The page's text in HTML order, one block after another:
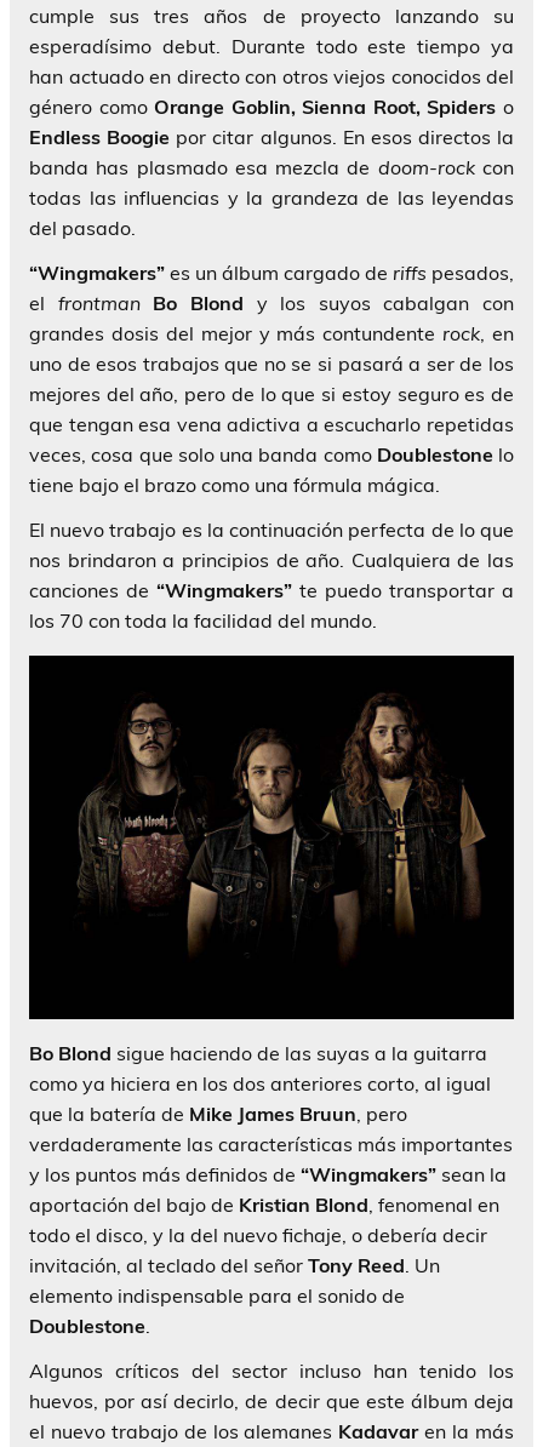
cumple sus tres años de proyecto lanzando su
esperadísimo debut. Durante todo este tiempo ya
han actuado en directo con otros viejos conocidos del
género comoOrange Goblin, Sienna Root, Spiders o
Endless Boogie por citar algunos. En esos directos la
banda has plasmado esa mezcla de doom-rockcon
todas las influencias y la grandeza de las leyendas
del pasado.
“Wingmakers” es un álbum cargado de riffs pesados,
el frontman Bo Blond y los suyos cabalgan con
grandes dosis del mejor y más contundente rock, en
uno de esos trabajos que no se si pasará a ser de los
mejores del año, pero de lo que si estoy seguro es de
que tengan esa vena adictiva a escucharlo repetidas
veces, cosa que solo una banda como Doublestone lo
tiene bajo el brazo como una fórmula mágica.
El nuevo trabajo es la continuación perfecta de lo que
nos brindaron a principios de año. Cualquiera de las
canciones de “Wingmakers” te puedo transportar a
los 70 con toda la facilidad del mundo.
Bo Blond sigue haciendo de las suyas a la guitarra
como ya hiciera en los dos anteriores corto, al igual
que la batería de Mike James Bruun, pero
verdaderamente las características más importantes
y los puntos más definidos de “Wingmakers” sean la
aportación del bajo de Kristian Blond, fenomenal en
todo el disco, y la del nuevo fichaje, o debería decir
invitación, al teclado del señor Tony Reed. Un
elemento indispensable para el sonido de
Doublestone.
Algunos críticos del sector incluso han tenido los
huevos, por así decirlo, de decir que este álbum deja
el nuevo trabajo de los alemanes Kadavaren la más